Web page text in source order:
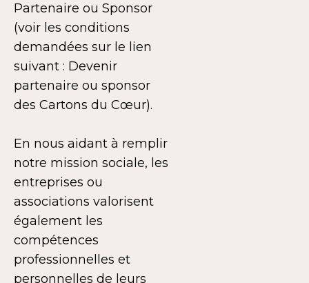
Partenaire ou Sponsor
(voir les conditions
demandées sur le lien
suivant : Devenir
partenaire ou sponsor
des Cartons du Cœur).
En nous aidant à remplir
notre mission sociale, les
entreprises ou
associations valorisent
également les
compétences
professionnelles et
personnelles de leurs